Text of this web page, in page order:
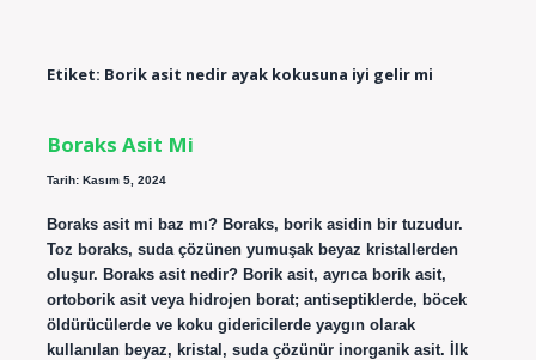
Etiket: Borik asit nedir ayak kokusuna iyi gelir mi
Boraks Asit Mi
Tarih: Kasım 5, 2024
Boraks asit mi baz mı? Boraks, borik asidin bir tuzudur.
Toz boraks, suda çözünen yumuşak beyaz kristallerden
oluşur. Boraks asit nedir? Borik asit, ayrıca borik asit,
ortoborik asit veya hidrojen borat; antiseptiklerde, böcek
öldürücülerde ve koku gidericilerde yaygın olarak
kullanılan beyaz, kristal, suda çözünür inorganik asit. İlk